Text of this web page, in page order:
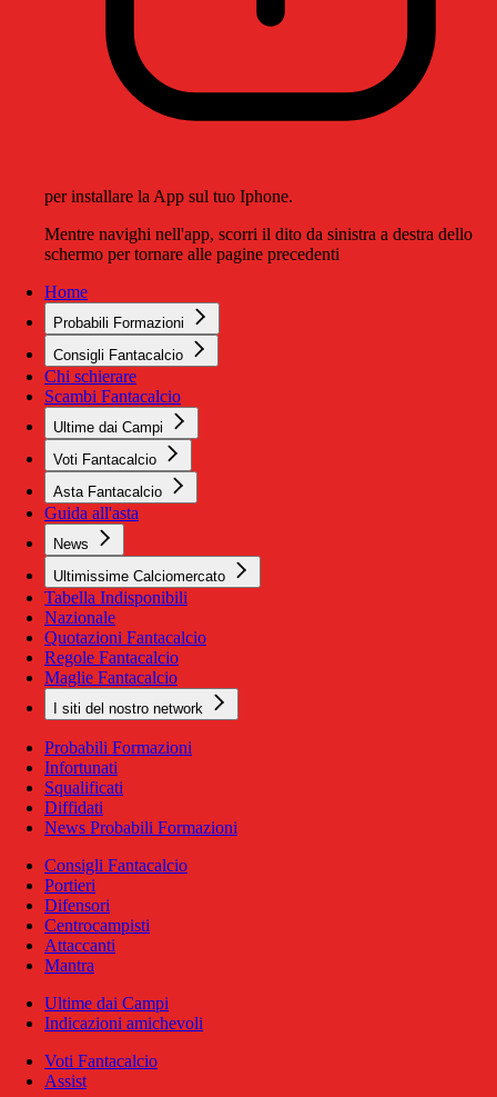
per installare la App sul tuo Iphone.
Mentre navighi nell'app, scorri il dito da sinistra a destra dello
schermo per tornare alle pagine precedenti
Home
Probabili Formazioni
Consigli Fantacalcio
Chi schierare
Scambi Fantacalcio
Ultime dai Campi
Voti Fantacalcio
Asta Fantacalcio
Guida all'asta
News
Ultimissime Calciomercato
Tabella Indisponibili
Nazionale
Quotazioni Fantacalcio
Regole Fantacalcio
Maglie Fantacalcio
I siti del nostro network
Probabili Formazioni
Infortunati
Squalificati
Diffidati
News Probabili Formazioni
Consigli Fantacalcio
Portieri
Difensori
Centrocampisti
Attaccanti
Mantra
Ultime dai Campi
Indicazioni amichevoli
Voti Fantacalcio
Assist